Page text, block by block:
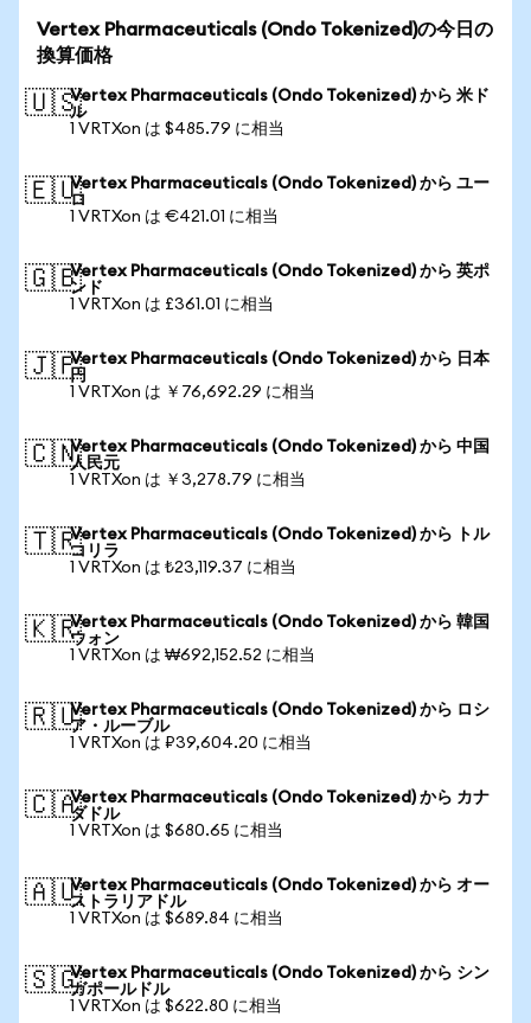
Vertex Pharmaceuticals (Ondo Tokenized)の今日の
換算価格
🇺🇸Vertex Pharmaceuticals (Ondo Tokenized) から 米ド
ル
1 VRTXon は $485.79 に相当
🇪🇺Vertex Pharmaceuticals (Ondo Tokenized) から ユー
ロ
1 VRTXon は €421.01 に相当
🇬🇧Vertex Pharmaceuticals (Ondo Tokenized) から 英ポ
ンド
1 VRTXon は £361.01 に相当
🇯🇵Vertex Pharmaceuticals (Ondo Tokenized) から 日本
円
1 VRTXon は ￥76,692.29 に相当
🇨🇳Vertex Pharmaceuticals (Ondo Tokenized) から 中国
人民元
1 VRTXon は ￥3,278.79 に相当
🇹🇷Vertex Pharmaceuticals (Ondo Tokenized) から トル
コリラ
1 VRTXon は ₺23,119.37 に相当
🇰🇷Vertex Pharmaceuticals (Ondo Tokenized) から 韓国
ウォン
1 VRTXon は ₩692,152.52 に相当
🇷🇺Vertex Pharmaceuticals (Ondo Tokenized) から ロシ
ア・ルーブル
1 VRTXon は ₽39,604.20 に相当
🇨🇦Vertex Pharmaceuticals (Ondo Tokenized) から カナ
ダドル
1 VRTXon は $680.65 に相当
🇦🇺Vertex Pharmaceuticals (Ondo Tokenized) から オー
ストラリアドル
1 VRTXon は $689.84 に相当
🇸🇬Vertex Pharmaceuticals (Ondo Tokenized) から シン
ガポールドル
1 VRTXon は $622.80 に相当